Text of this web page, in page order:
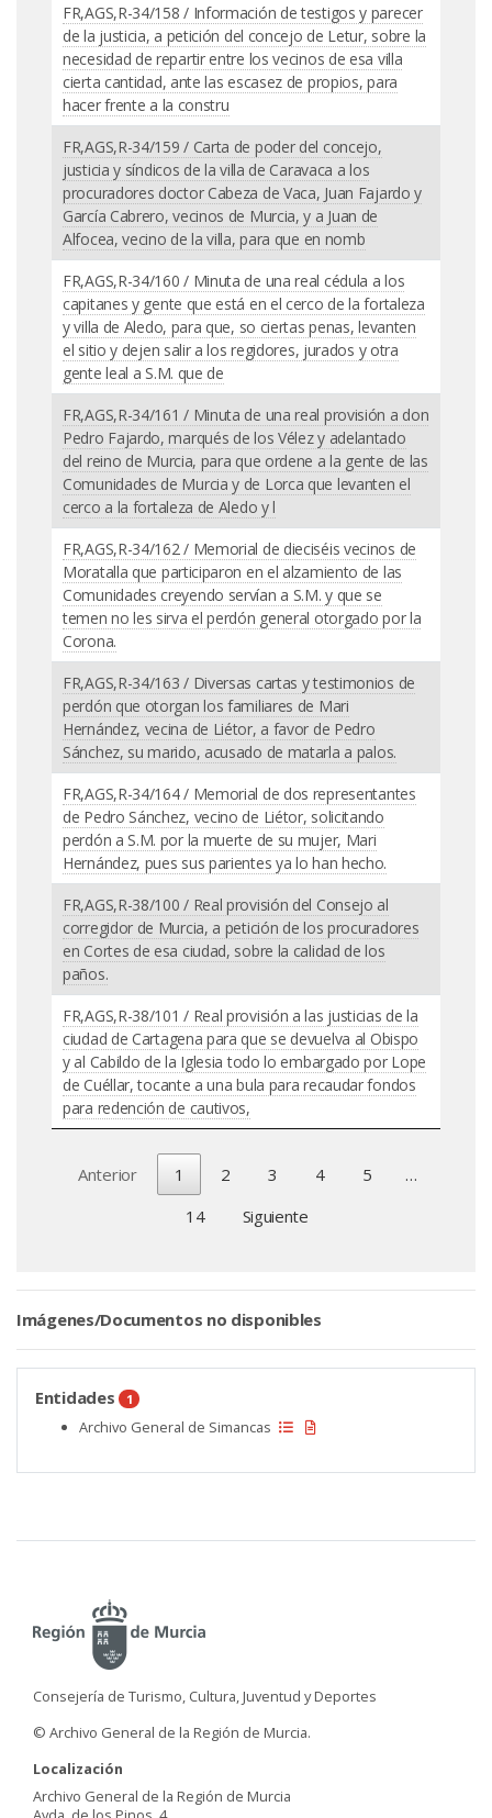
FR,AGS,R-34/158 / Información de testigos y parecer
de la justicia, a petición del concejo de Letur, sobre la
necesidad de repartir entre los vecinos de esa villa
cierta cantidad, ante las escasez de propios, para
hacer frente a la constru
FR,AGS,R-34/159 / Carta de poder del concejo,
justicia y síndicos de la villa de Caravaca a los
procuradores doctor Cabeza de Vaca, Juan Fajardo y
García Cabrero, vecinos de Murcia, y a Juan de
Alfocea, vecino de la villa, para que en nomb
FR,AGS,R-34/160 / Minuta de una real cédula a los
capitanes y gente que está en el cerco de la fortaleza
y villa de Aledo, para que, so ciertas penas, levanten
el sitio y dejen salir a los regidores, jurados y otra
gente leal a S.M. que de
FR,AGS,R-34/161 / Minuta de una real provisión a don
Pedro Fajardo, marqués de los Vélez y adelantado
del reino de Murcia, para que ordene a la gente de las
Comunidades de Murcia y de Lorca que levanten el
cerco a la fortaleza de Aledo y l
FR,AGS,R-34/162 / Memorial de dieciséis vecinos de
Moratalla que participaron en el alzamiento de las
Comunidades creyendo servían a S.M. y que se
temen no les sirva el perdón general otorgado por la
Corona.
FR,AGS,R-34/163 / Diversas cartas y testimonios de
perdón que otorgan los familiares de Mari
Hernández, vecina de Liétor, a favor de Pedro
Sánchez, su marido, acusado de matarla a palos.
FR,AGS,R-34/164 / Memorial de dos representantes
de Pedro Sánchez, vecino de Liétor, solicitando
perdón a S.M. por la muerte de su mujer, Mari
Hernández, pues sus parientes ya lo han hecho.
FR,AGS,R-38/100 / Real provisión del Consejo al
corregidor de Murcia, a petición de los procuradores
en Cortes de esa ciudad, sobre la calidad de los
paños.
FR,AGS,R-38/101 / Real provisión a las justicias de la
ciudad de Cartagena para que se devuelva al Obispo
y al Cabildo de la Iglesia todo lo embargado por Lope
de Cuéllar, tocante a una bula para recaudar fondos
para redención de cautivos,
Anterior 1 2 3 4 5
…
14
Siguiente
Imágenes/Documentos no disponibles
Entidades 1
Archivo General de Simancas
Consejería de Turismo, Cultura, Juventud y Deportes
© Archivo General de la Región de Murcia.
Localización
Archivo General de la Región de Murcia